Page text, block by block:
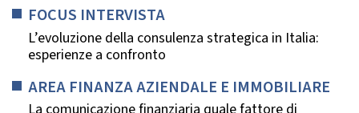
FOCUS INTERVISTA
L’evoluzione della consulenza strategica in Italia:
esperienze a confronto
AREA FINANZA AZIENDALE E IMMOBILIARE